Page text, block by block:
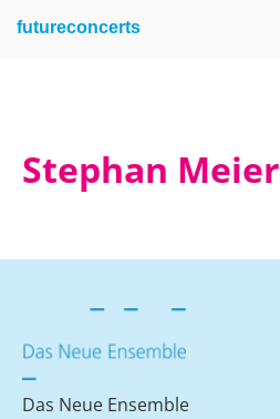
Skip
Skip
futureconcerts
Stephan Meier
Das Neue Ensemble